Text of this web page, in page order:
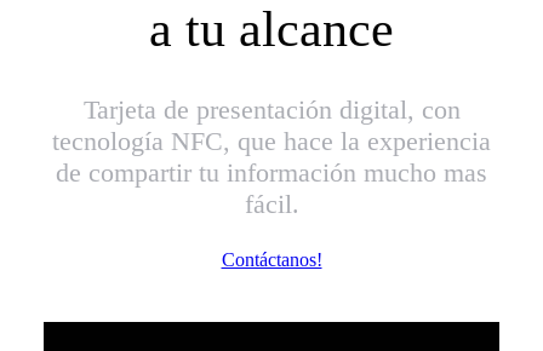
a tu alcance
Tarjeta de presentación digital, con
tecnología NFC, que hace la experiencia
de compartir tu información mucho mas
fácil.
Contáctanos!